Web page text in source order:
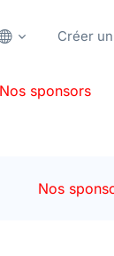
Créer
Nos sponsors
Nos